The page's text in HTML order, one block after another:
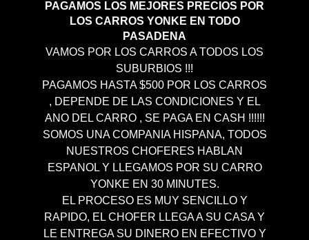
PAGAMOS LOS MEJORES PRECIOS POR
LOS CARROS YONKE EN TODO
PASADENA
VAMOS POR LOS CARROS A TODOS LOS
SUBURBIOS !!!
PAGAMOS HASTA $500 POR LOS CARROS
, DEPENDE DE LAS CONDICIONES Y EL
ANO DEL CARRO , SE PAGA EN CASH !!!!!!
SOMOS UNA COMPANIA HISPANA, TODOS
NUESTROS CHOFERES HABLAN
ESPANOL Y LLEGAMOS POR SU CARRO
YONKE EN 30 MINUTES.
EL PROCESO ES MUY SENCILLO Y
RAPIDO, EL CHOFER LLEGA A SU CASA Y
LE ENTREGA SU DINERO EN EFECTIVO Y